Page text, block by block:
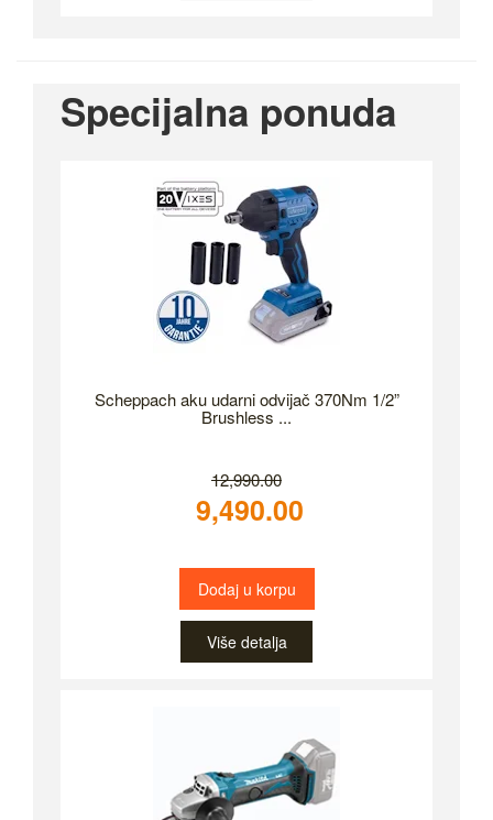
Specijalna ponuda
Scheppach aku udarni odvijač 370Nm 1/2”
Brushless ...
12,990.00
9,490.00
Dodaj u korpu
Više detalja